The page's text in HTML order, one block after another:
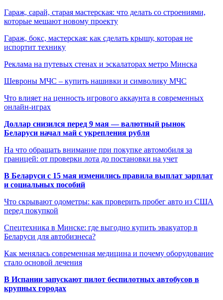
Гараж, сарай, старая мастерская: что делать со строениями,
которые мешают новому проекту
Гараж, бокс, мастерская: как сделать крышу, которая не
испортит технику
Реклама на путевых стенах и эскалаторах метро Минска
Шевроны МЧС – купить нашивки и символику МЧС
Что влияет на ценность игрового аккаунта в современных
онлайн-играх
Доллар снизился перед 9 мая — валютный рынок
Беларуси начал май с укрепления рубля
На что обращать внимание при покупке автомобиля за
границей: от проверки лота до постановки на учет
В Беларуси с 15 мая изменились правила выплат зарплат
и социальных пособий
Что скрывают одометры: как проверить пробег авто из США
перед покупкой
Спецтехника в Минске: где выгодно купить эвакуатор в
Беларуси для автобизнеса?
Как менялась современная медицина и почему оборудование
стало основой лечения
В Испании запускают пилот беспилотных автобусов в
крупных городах